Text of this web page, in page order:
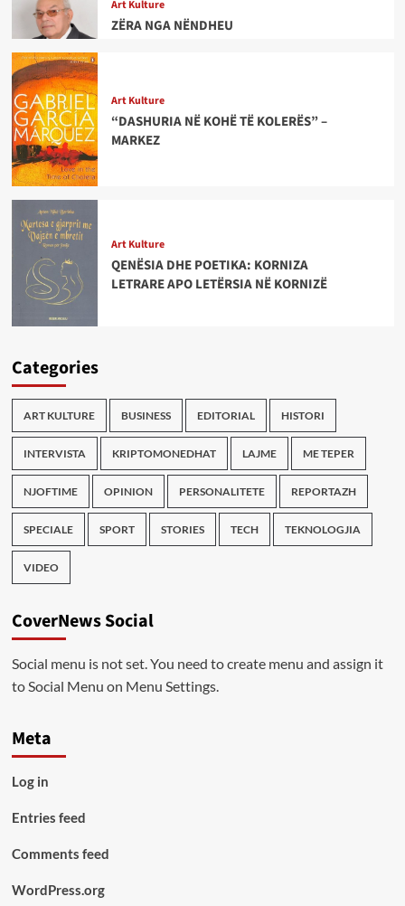
Art Kulture
ZËRA NGA NËNDHEU
Art Kulture
“DASHURIA NË KOHË TË KOLERËS” –
MARKEZ
Art Kulture
QENËSIA DHE POETIKA: KORNIZA
LETRARE APO LETËRSIA NË KORNIZË
Categories
ART KULTURE BUSINESS EDITORIAL HISTORI
INTERVISTA KRIPTOMONEDHAT LAJME ME TEPER
NJOFTIME OPINION PERSONALITETE REPORTAZH
SPECIALE SPORT STORIES TECH TEKNOLOGJIA
VIDEO
CoverNews Social
Social menu is not set. You need to create menu and assign it
to Social Menu on Menu Settings.
Meta
Log in
Entries feed
Comments feed
WordPress.org